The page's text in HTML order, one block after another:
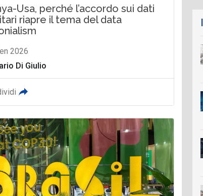
Usa, perché l’accordo sui dati
riapre il tema del data
2026
Di Giulio